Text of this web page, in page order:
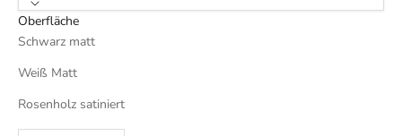
Oberfläche
Schwarz matt
Weiß Matt
Rosenholz satiniert